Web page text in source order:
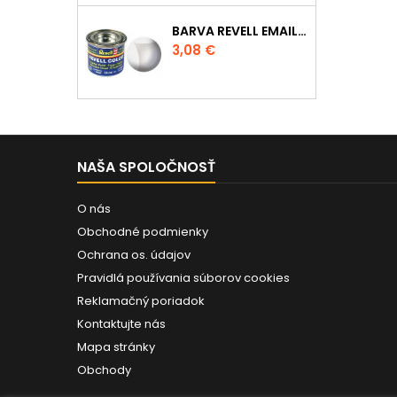
BARVA REVELL EMAILOVÁ - 32102: MATNÁ ČIRÁ (CLEAR MAT)
Cena
3,08 €
NAŠA SPOLOČNOSŤ
O nás
Obchodné podmienky
Ochrana os. údajov
Pravidlá používania súborov cookies
Reklamačný poriadok
Kontaktujte nás
Mapa stránky
Obchody